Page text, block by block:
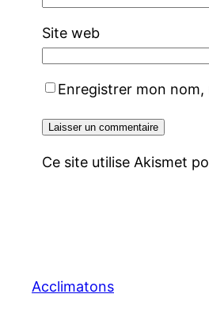
Site web
Enregistrer mon
Ce site utilise Akismet
Acclimatons